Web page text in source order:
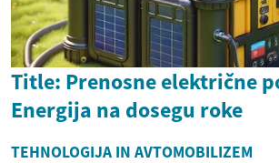
Title: Prenosne električne
Energija na dosegu roke
TEHNOLOGIJA IN AVTOMOBILIZEM